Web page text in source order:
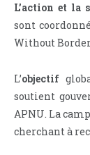
L’action et la
sont
Without
L’objectif
soutient
APNU. La
cherchant à